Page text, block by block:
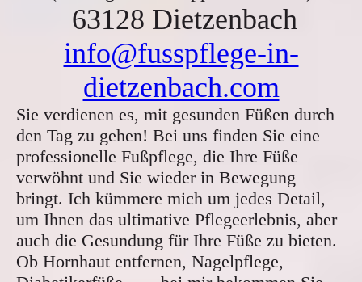
63128 Dietzenbach
info@fusspflege-in-
dietzenbach.com
Sie verdienen es, mit gesunden Füßen durch
den Tag zu gehen! Bei uns finden Sie eine
professionelle Fußpflege, die Ihre Füße
verwöhnt und Sie wieder in Bewegung
bringt. Ich kümmere mich um jedes Detail,
um Ihnen das ultimative Pflegeerlebnis, aber
auch die Gesundung für Ihre Füße zu bieten.
Ob Hornhaut entfernen, Nagelpflege,